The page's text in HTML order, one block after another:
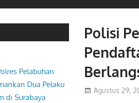
Polisi
Agustus 29,
Pelabuhan
Dua Pelaku
di Surabaya